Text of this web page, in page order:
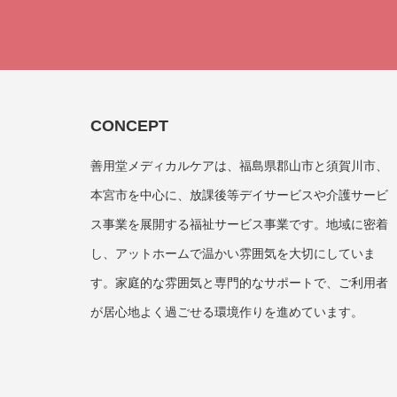
CONCEPT
善用堂メディカルケアは、福島県郡山市と須賀川市、
本宮市を中心に、放課後等デイサービスや介護サービ
ス事業を展開する福祉サービス事業です。地域に密着
し、アットホームで温かい雰囲気を大切にしていま
す。家庭的な雰囲気と専門的なサポートで、ご利用者
が居心地よく過ごせる環境作りを進めています。